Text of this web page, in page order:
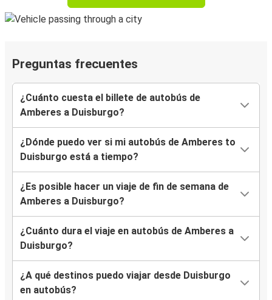
Preguntas frecuentes
¿Cuánto cuesta el billete de autobús de
Amberes a Duisburgo?
¿Dónde puedo ver si mi autobús de Amberes to
Duisburgo está a tiempo?
¿Es posible hacer un viaje de fin de semana de
Amberes a Duisburgo?
¿Cuánto dura el viaje en autobús de Amberes a
Duisburgo?
¿A qué destinos puedo viajar desde Duisburgo
en autobús?